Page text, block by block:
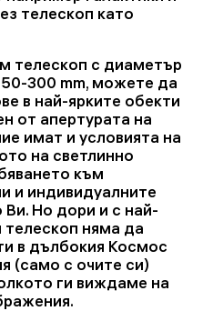
телескоп като
телескоп с диаметър
300 mm, можете да
в най-ярките обекти
от апертурата на
имат и условията на
на светлинно
към
и индивидуалните
Но дори и с най-
няма да
в дълбокия Космос
(само с очите си)
ги виждаме на